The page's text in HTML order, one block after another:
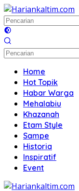
Langsung
ke
konten
Home
Hot Topik
Habar Warga
Mehalabiu
Khazanah
Etam Style
Sampe
Historia
Inspiratif
Event